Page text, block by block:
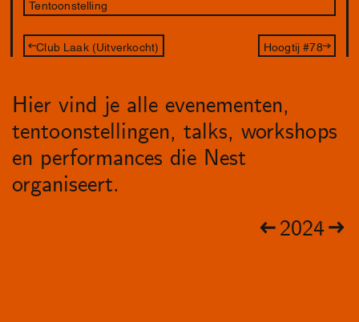
Tentoonstelling
Club Laak (Uitverkocht) Hoogtij #78
Hier vind je alle evenementen,
tentoonstellingen, talks, workshops
en performances die Nest
organiseert.
2024